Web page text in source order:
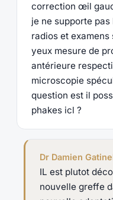
correction œil
je ne supporte
radios et
yeux mesure de
antérieure
microscopie
question est il
phakes icl ?
Dr Damien
IL est plutot
nouvelle greffe